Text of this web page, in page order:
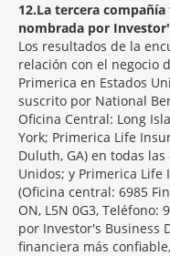
12 La tercera
nombrada por
Los resultados de la
relación con el negocio
Primerica en Estados
suscrito por National
Oficina Central: Long
York; Primerica Life
Duluth, GA) en todas
Unidos; y Primerica Life
(Oficina central: 6985
ON, L5N 0G3, Teléfono:
por Investor's Business
financiera más